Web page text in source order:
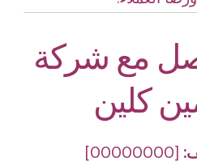
مع شركة
كلين
[00000000]